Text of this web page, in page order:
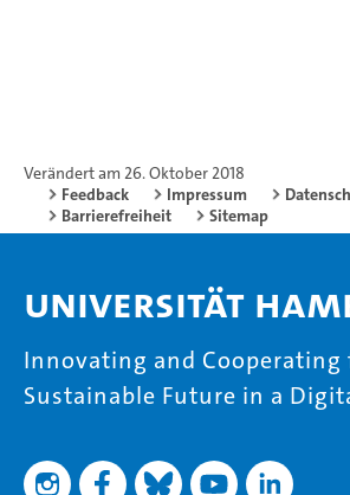
Verändert am 26. Oktober 2018
Feedback
Impressum
Barrierefreiheit
Sitemap
Universität
Innovating and Cooperating
Sustainable Future in a